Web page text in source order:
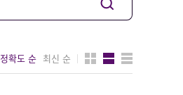
정확도 순 최신 순